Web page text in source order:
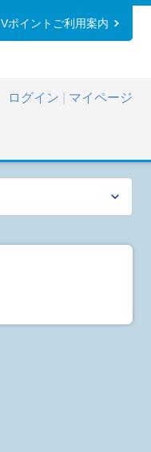
Vポイントご利用案内
ログイン マイページ